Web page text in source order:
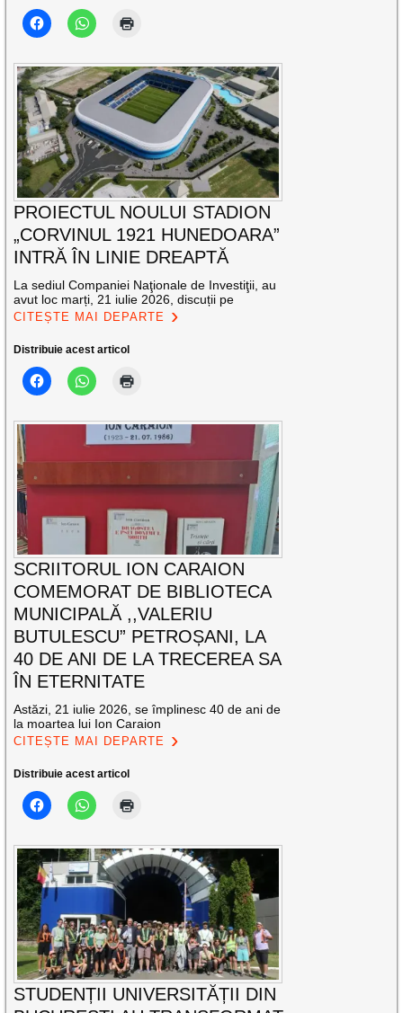
PROIECTUL NOULUI STADION
„CORVINUL 1921 HUNEDOARA”
INTRĂ ÎN LINIE DREAPTĂ
La sediul Companiei Naţionale de Investiţii, au
avut loc marți, 21 iulie 2026, discuții pe
CITEȘTE MAI DEPARTE
Distribuie acest articol
SCRIITORUL ION CARAION
COMEMORAT DE BIBLIOTECA
MUNICIPALĂ ,,VALERIU
BUTULESCU” PETROȘANI, LA
40 DE ANI DE LA TRECEREA SA
ÎN ETERNITATE
Astăzi, 21 iulie 2026, se împlinesc 40 de ani de
la moartea lui Ion Caraion
CITEȘTE MAI DEPARTE
Distribuie acest articol
STUDENȚII UNIVERSITĂȚII DIN